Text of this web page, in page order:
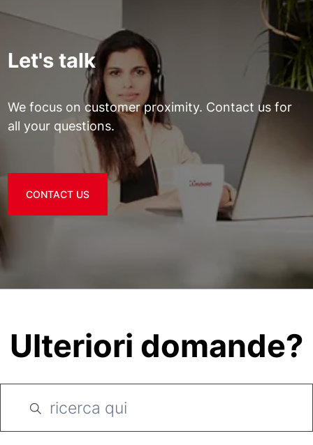
Let's talk
We focus on customer proximity. Contact us for
all your questions.
CONTACT US
Ulteriori domande?